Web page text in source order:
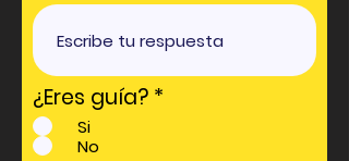
¿Eres guía? *
Si
No